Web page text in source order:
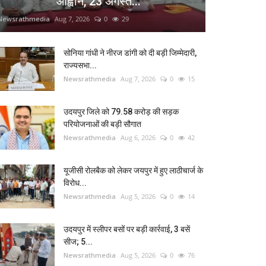
Aug 7, 2026 0 29
सोनिया गांधी ने नीरज डांगी को दी बड़ी जिम्मेदारी,
राज्यसभा...
Newsrathmedia Aug 7, 2026 0 15
उदयपुर जिले को 79.58 करोड़ की सड़क
परियोजनाओं की बड़ी सौगात
Newsrathmedia Aug 6, 2026 0 42
यूजीसी रोलबैक को लेकर जयपुर में हुए लाठीचार्ज के
विरोध...
Newsrathmedia Aug 5, 2026 0 14
उदयपुर में स्लीपर बसों पर बड़ी कार्रवाई, 3 बसें
सीज; 5...
Newsrathmedia Aug 5, 2026 0 76